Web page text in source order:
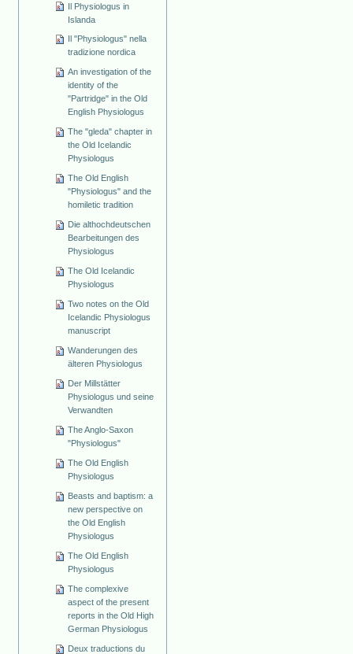
Il Physiologus in
Islanda
Il "Physiologus" nella
tradizione nordica
An investigation of the
identity of the
"Partridge" in the Old
English Physiologus
The "gleda" chapter in
the Old Icelandic
Physiologus
The Old English
"Physiologus" and the
homiletic tradition
Die althochdeutschen
Bearbeitungen des
Physiologus
The Old Icelandic
Physiologus
Two notes on the Old
Icelandic Physiologus
manuscript
Wanderungen des
älteren Physiologus
Der Millstätter
Physiologus und seine
Verwandten
The Anglo-Saxon
"Physiologus"
The Old English
Physiologus
Beasts and baptism: a
new perspective on
the Old English
Physiologus
The Old English
Physiologus
The complexive
aspect of the present
reports in the Old High
German Physiologus
Deux traductions du